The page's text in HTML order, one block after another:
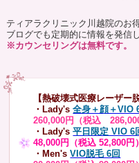
ティアラクリニック川越院のお
ブログでも定期的に情報を発信
※カウンセリングは無料です。
【熱破壊式医療レーザー
・Lady's 全身＋顔＋VIO
260,000円（税込 286,000
・Lady's平日限定 VIO 6
48,000円（税込 52,800円）
・Men's VIO脱毛 6回